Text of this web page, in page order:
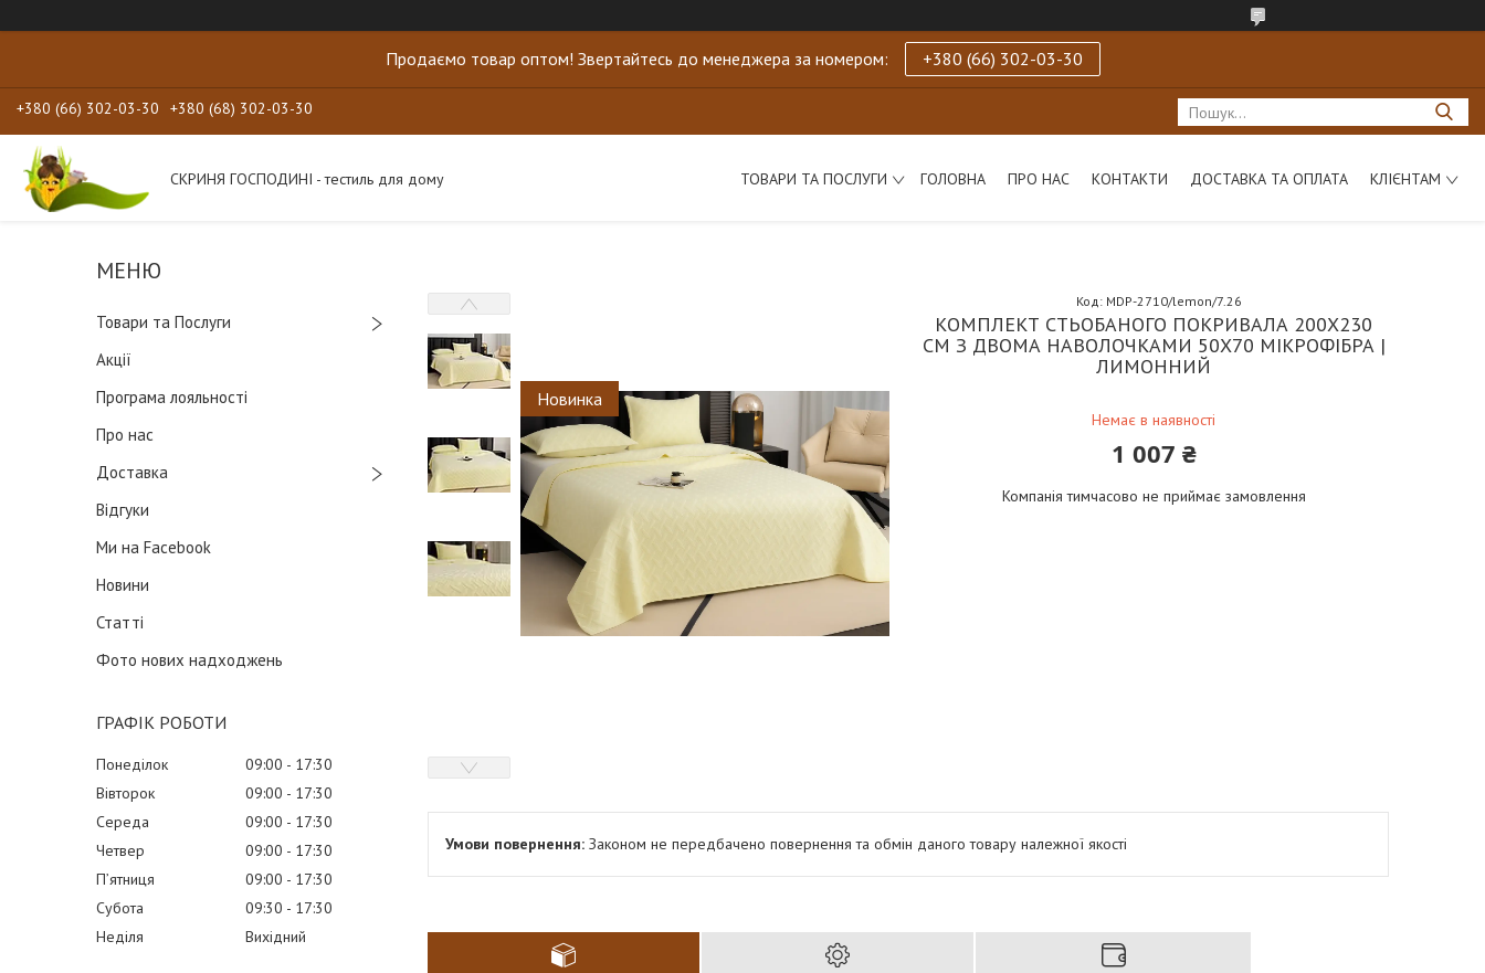
Продаємо товар оптом! Звертайтесь до менеджера за номером: +380 (66) 302-03-30
+380 (66) 302-03-30 +380 (68) 302-03-30
СКРИНЯ ГОСПОДИНІ - тестиль для дому ТОВАРИ ТА ПОСЛУГИ ГОЛОВНА ПРО НАС КОНТАКТИ ДОСТАВКА ТА ОПЛАТА КЛІЄНТАМ
Товари та Послуги
Акції
Програма лояльності
Про нас
Доставка
Відгуки
Ми на Facebook
Новини
Статті
Фото нових надходжень
ГРАФІК РОБОТИ
Понеділок 09:00
17:30
Вівторок
09:00
17:30
Середа
09:00
17:30
Четвер
09:00
17:30
Пʼятниця
09:00
17:30
Субота
09:30
17:30
Неділя
Вихідний
Новинка
КОМПЛЕКТ СТЬОБАНОГО ПОКРИВАЛА 200Х230
СМ З ДВОМА НАВОЛОЧКАМИ 50Х70 МІКРОФІБРА |
ЛИМОННИЙ
Немає в наявності
Код: MDP-2710/lemon/7.26
1 007 ₴
Компанія тимчасово не приймає замовлення
Законом не передбачено повернення та обмін даного товару належної якості